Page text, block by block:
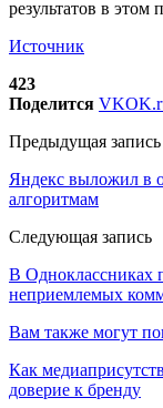
результатов в
Источник
423
Поделится VK
Предыдущая запись
Яндекс выложил в
алгоритмам
Следующая запись
В Одноклассниках
неприемлемых
Вам также могут
Как
доверие к бренду